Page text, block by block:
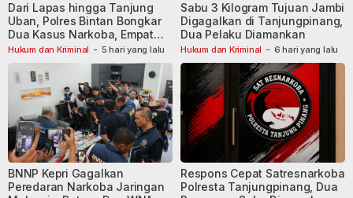
Hukum dan Kriminal - 5 hari yang lalu
Dari Lapas hingga Tanjung
Uban, Polres Bintan Bongkar
Dua Kasus Narkoba, Empat
Tersangka Dibekuk
Hukum dan Kriminal - 6 hari yang lalu
Sabu 3 Kilogram Tujuan Jambi
Digagalkan di Tanjungpinang,
Dua Pelaku Diamankan
BNNP Kepri Gagalkan
Peredaran Narkoba Jaringan
Respons Cepat Satresnarkoba
Polresta Tanjungpinang, Dua